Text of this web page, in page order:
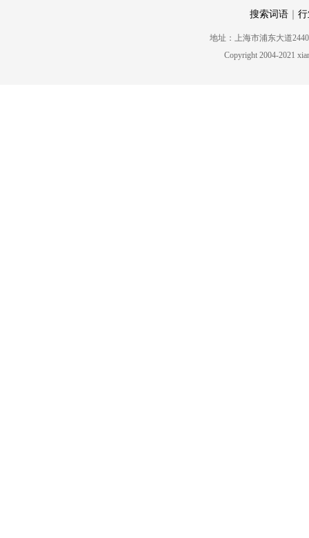
搜索词语
地址：上海市浦东大道2440
Copyright 2004-2021